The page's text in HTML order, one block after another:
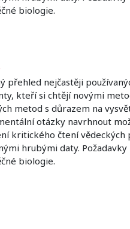
biologie.
přehled nejčastěji
kteří si chtějí novými
metod s důrazem na
otázky navrhnout
kritického čtení
hrubými daty.
biologie.